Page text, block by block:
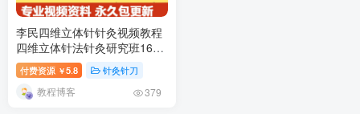
李民四维立体针针灸视频教程
四维立体针法针灸研究班16讲-
百度网盘下载
付费资源 ￥5.8 针灸针刀
教程博客 379